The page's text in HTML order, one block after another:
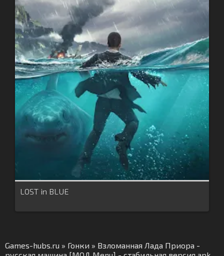
LOST in BLUE
Games-hubs.ru » Гонки » Взломанная Лада Приора -